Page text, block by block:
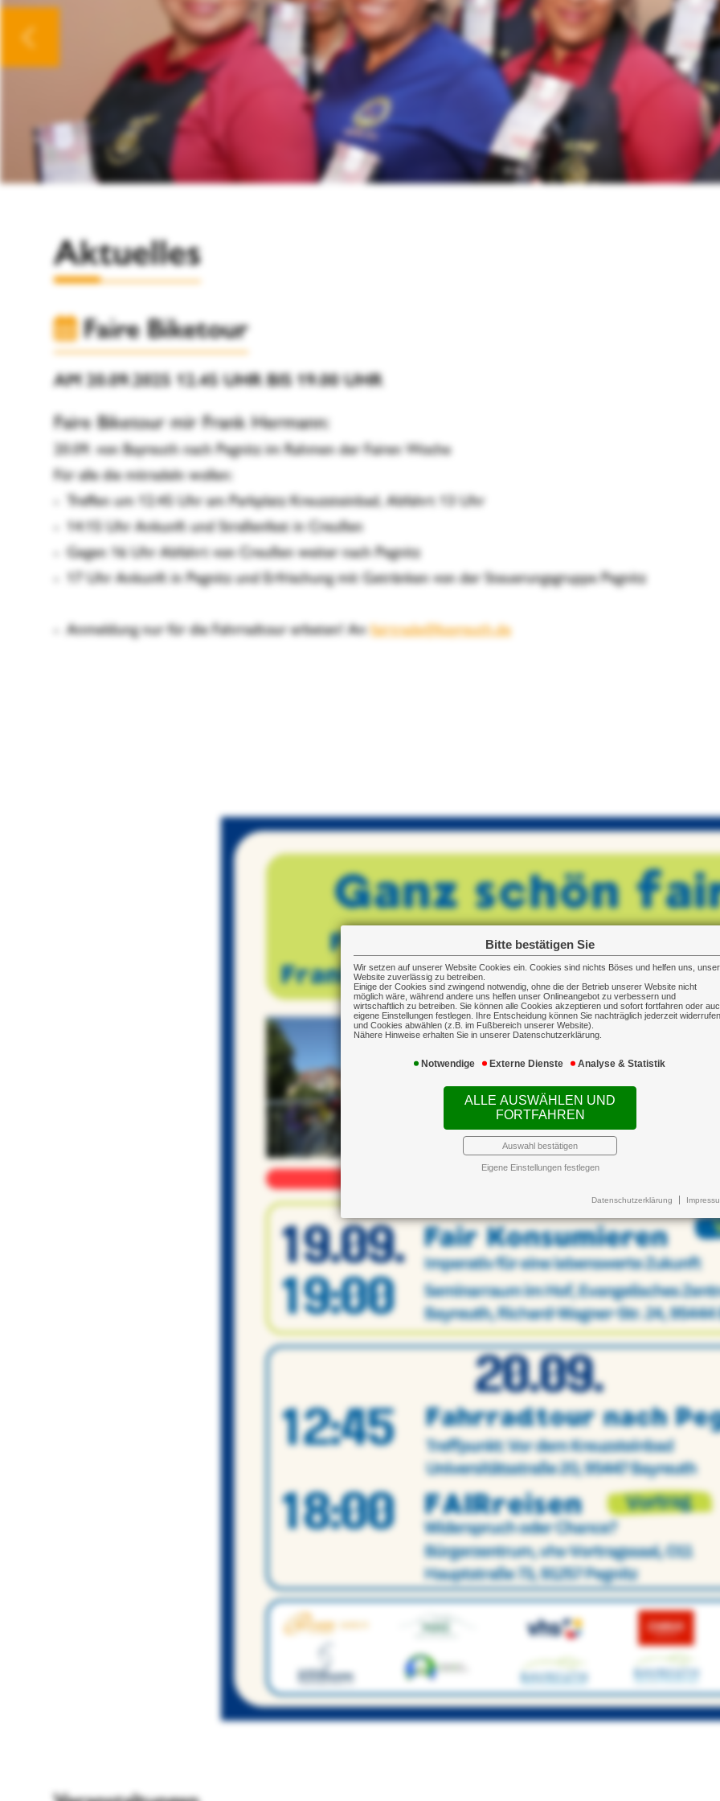
Bitte bestätigen Sie
Wir setzen auf unserer Website Cookies ein. Cookies sind nichts Böses und helfen uns,
Website zuverlässig zu betreiben.
Einige der Cookies sind zwingend notwendig, ohne die der Betrieb unserer Website nicht
möglich wäre, während andere uns helfen unser Onlineangebot zu verbessern und
wirtschaftlich zu betreiben. Sie können alle Cookies akzeptieren und sofort fortfahren oder
eigene Einstellungen festlegen. Ihre Entscheidung können Sie nachträglich jederzeit widerrufen
und Cookies abwählen (z.B. im Fußbereich unserer Website).
Nähere Hinweise erhalten Sie in unserer Datenschutzerklärung.
Notwendige Externe Dienste Analyse & Statistik
ALLE AUSWÄHLEN UND
FORTFAHREN
Auswahl bestätigen
Eigene Einstellungen festlegen
Datenschutzerklärung
zurück
Aktuelles
Faire Biketour
AM 20.09.2025 12.45 UHR BIS 19.00 UHR
Faire Biketour mir Frank Hermann:
20.09. von Bayreuth nach Pegnitz im Rahmen der Fairen Woche
Für alle die mitradeln wollen:
- Treffen um 12:45 Uhr am Parkplatz Kreuzsteinbad, Abfahrt 13 Uhr
- 14:15 Uhr Ankunft und Straßenfest in Creußen
- Gegen 16 Uhr Abfahrt von Creußen weiter nach Pegnitz
- 17 Uhr Ankunft in Pegnitz und Erfrischung mit Getränken von der Steuerungsgruppe Pegnitz
- Anmeldung nur für die Fahrradtour erbeten! Anfairtrade@bayreuth.de